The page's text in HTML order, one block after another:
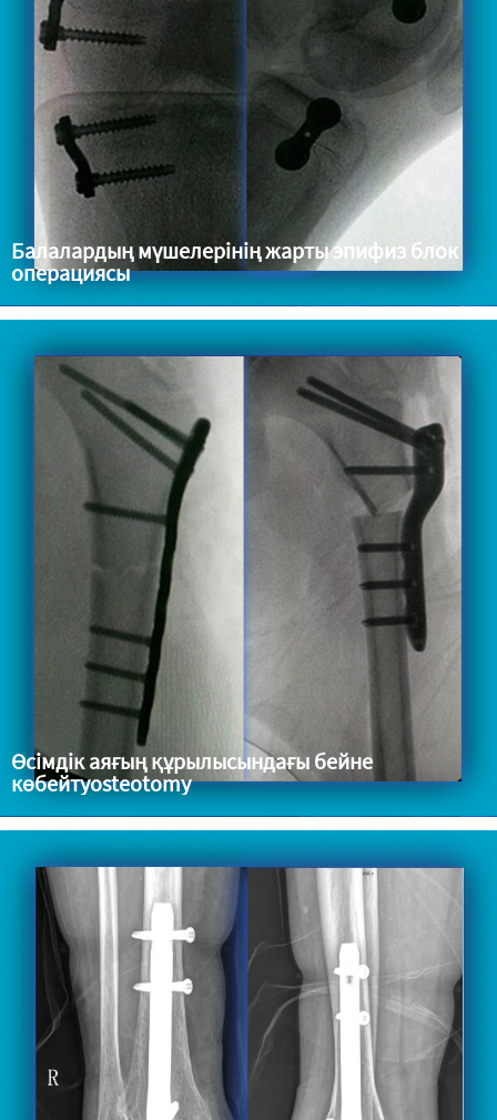
Балалардың мүшелерінің жарты эпифиз блок
операциясы
Мүшелердің бұрыштық деформациясы және балалардың өсу
кезіндегі түзетудің қажеттілігі.
Өсімдік аяғың құрылысындағы бейне
көбейтуosteotomy
ДДХ-ге қарсы шешім: Жақын Феморал Остеотомия Көрсеткіш:
Балаңшақтардағы жақын femur-дағы инверсиялық, валгус және
айналу остеотомиясы немесе көлден бас тарту